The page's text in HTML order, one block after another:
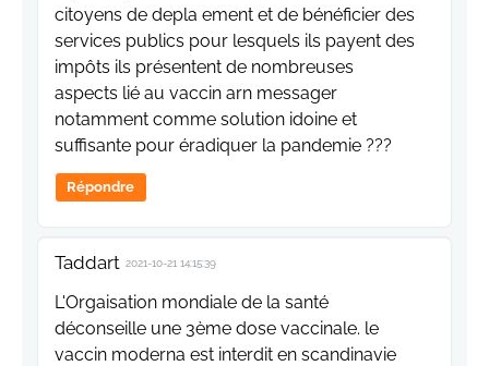
citoyens de depla ement et de bénéficier des
services publics pour lesquels ils payent des
impôts ils présentent de nombreuses
aspects lié au vaccin arn messager
notamment comme solution idoine et
suffisante pour éradiquer la pandemie ???
Répondre
Taddart 2021-10-21 14:15:39
L'Orgaisation mondiale de la santé
déconseille une 3ème dose vaccinale. le
vaccin moderna est interdit en scandinavie